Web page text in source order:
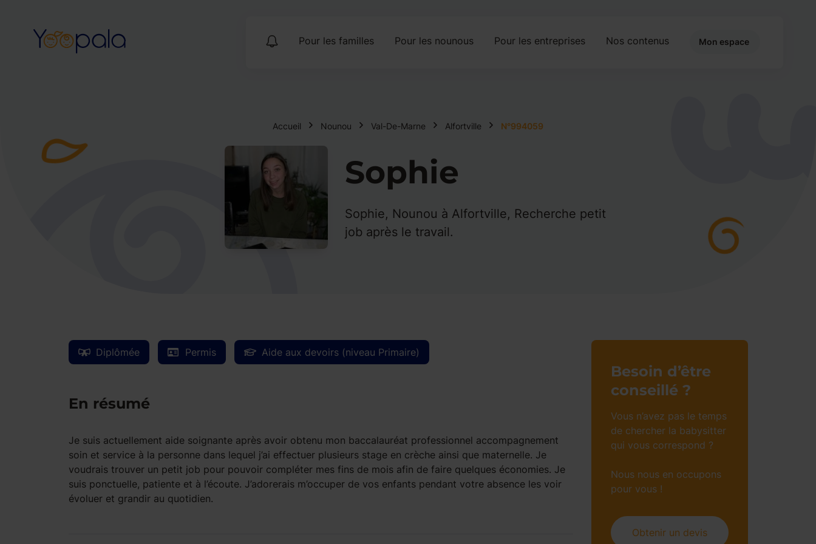
Pour les familles Pour les nounous Pour les entreprises Nos contenus Mon espace
Accueil Nounou Val-De-Marne Alfortville N°994059
Sophie
Sophie, Nounou à Alfortville, Recherche petit
job après le travail.
Diplômée Permis Aide aux devoirs (niveau Primaire)
En résumé
Je suis actuellement aide soignante après avoir obtenu mon baccalauréat professionnel accompagnement
soin et service à la personne dans lequel j’ai effectuer plusieurs stage en crèche ainsi que maternelle. Je
voudrais trouver un petit job pour pouvoir compléter mes fins de mois afin de faire quelques économies. Je
suis ponctuelle, patiente et à l’écoute. J’adorerais m’occuper de vos enfants pendant votre absence les voir
évoluer et grandir au quotidien.
Besoin d’être
conseillé ?
Vous n’avez pas le temps
de chercher la babysitter
qui vous correspond ?
Nous nous en occupons
pour vous !
Obtenir un devis